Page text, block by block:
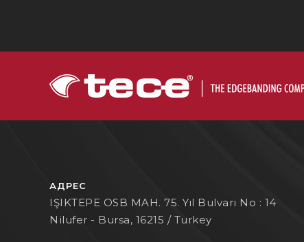
АДРЕС
IŞIKTEPE OSB MAH. 75. Yıl Bulvarı No : 14
Nilufer - Bursa, 16215 / Turkey